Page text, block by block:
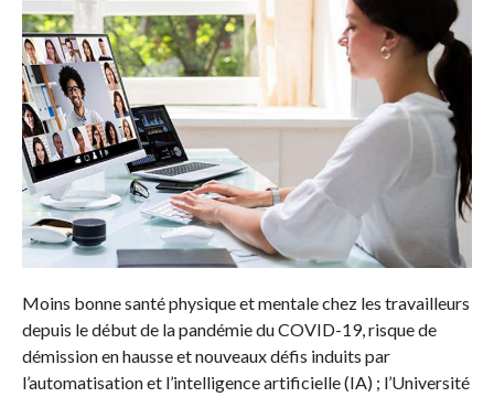
Moins bonne santé physique et mentale chez les travailleurs
depuis le début de la pandémie du COVID-19, risque de
démission en hausse et nouveaux défis induits par
l’automatisation et l’intelligence artificielle(IA); l’Université